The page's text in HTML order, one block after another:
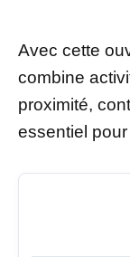
Avec cette
combine
proximité,
essentiel